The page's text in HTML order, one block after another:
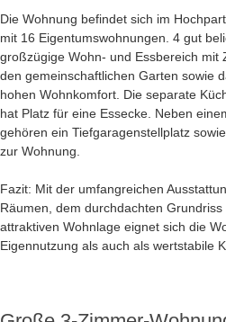
Die Wohnung befindet sich im
mit 16 Eigentumswohnungen. 4 gut
großzügige Wohn- und Essbereich mit
den gemeinschaftlichen Garten sowie
hohen Wohnkomfort. Die separate
hat Platz für eine Essecke. Neben
gehören ein Tiefgaragenstellplatz
zur Wohnung.
Fazit: Mit der umfangreichen
Räumen, dem durchdachten
attraktiven Wohnlage eignet sich die
Eigennutzung als auch als wertstabile